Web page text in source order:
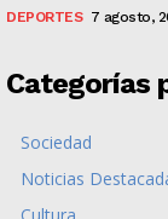
DEPORTES 7 agosto,
Categorías
Sociedad
Noticias